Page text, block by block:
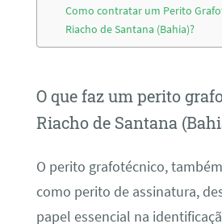
Como contratar um Perito
Riacho de Santana (Bahia)?
O que faz um perito
Riacho de Santana
O perito grafotécnico,
como perito de assinatura,
papel essencial na